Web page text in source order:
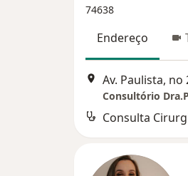
74638
Endereço
Av. Paulista, no
Consultório
Consulta